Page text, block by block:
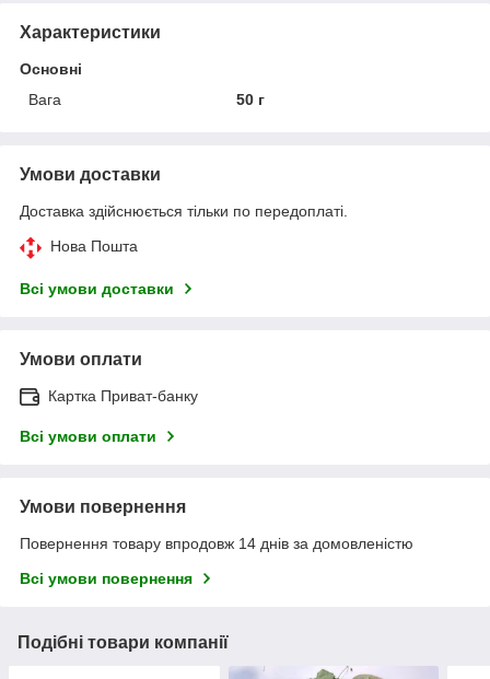
Характеристики
Основні
Вага
50 г
Умови доставки
Доставка здійснюється тільки по передоплаті.
Нова Пошта
Всі умови доставки
Умови оплати
Картка Приват-банку
Всі умови оплати
Умови повернення
Повернення товару впродовж 14 днів за домовленістю
Всі умови повернення
Подібні товари компанії